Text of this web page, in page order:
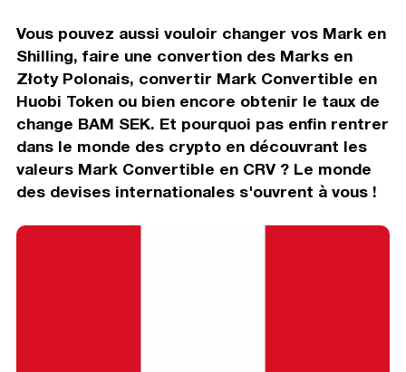
Vous pouvez aussi vouloir changer vos Mark en
Shilling, faire une convertion des Marks en
Złoty Polonais, convertir Mark Convertible en
Huobi Token ou bien encore obtenir le taux de
change BAM SEK. Et pourquoi pas enfin rentrer
dans le monde des crypto en découvrant les
valeurs Mark Convertible en CRV ? Le monde
des devises internationales s'ouvrent à vous !